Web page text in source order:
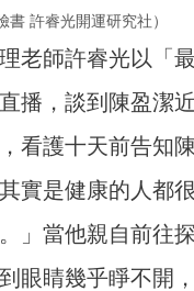
書 許睿光開運研究社）
老師許睿光以「
播，談到陳盈潔
看護十天前告知
實是健康的人都
」當他親自前往
眼睛幾乎睜不開